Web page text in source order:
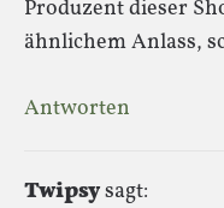
Produzent dieser
ähnlichem Anlass,
Antworten
Twipsysagt: